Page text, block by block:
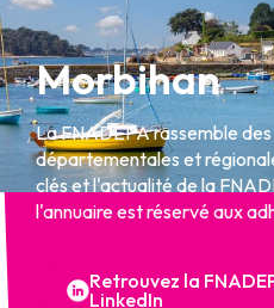
Morbihan
La FNADEPA rassemble
départementales et
clés et l'actualité de la
l'annuaire est réservé aux
Retrouvez la
LinkedIn